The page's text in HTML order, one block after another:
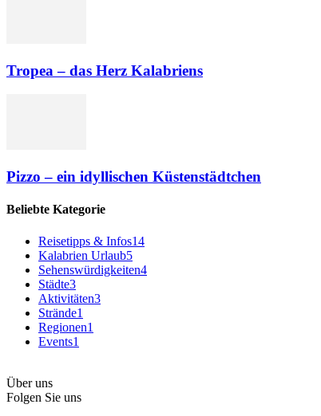
Tropea – das Herz Kalabriens
Pizzo – ein idyllischen Küstenstädtchen
Beliebte Kategorie
Reisetipps & Infos14
Kalabrien Urlaub5
Sehenswürdigkeiten4
Städte3
Aktivitäten3
Strände1
Regionen1
Events1
Über uns
Folgen Sie uns